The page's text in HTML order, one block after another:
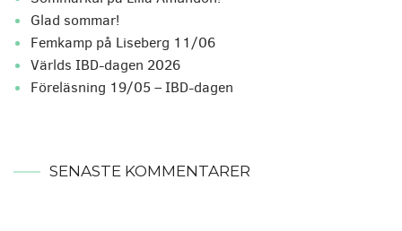
Glad sommar!
Femkamp på Liseberg 11/06
Världs IBD-dagen 2026
Föreläsning 19/05 – IBD-dagen
SENASTE KOMMENTARER